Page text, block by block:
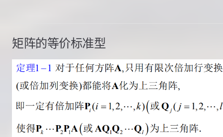
矩阵的等价标准型